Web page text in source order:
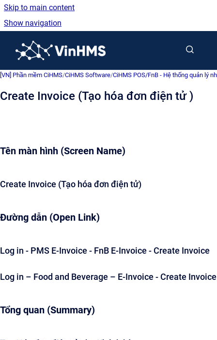
Skip to main content
Show navigation
[VN] Phần mềm CiHMS/CiHMS Software/CiHMS POS/FnB - Hệ thống quản lý
Create Invoice (Tạo hóa đơn điện tử )
Tên màn hình (Screen Name)
Create Invoice (Tạo hóa đơn điện tử)
Đường dẫn (Open Link)
Log in - PMS E-Invoice - FnB E-Invoice - Create Invoice
Log in – Food and Beverage – E-Invoice - Create Invoice
Tổng quan (Summary)